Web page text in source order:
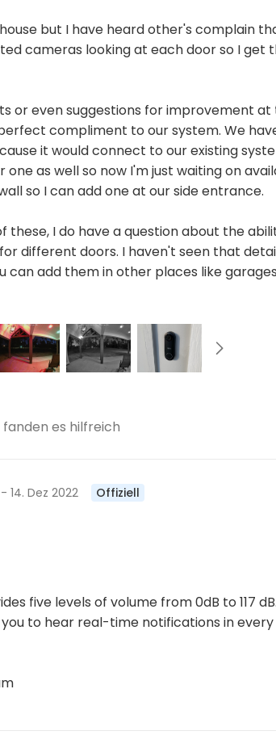
but I have heard other's complain
cameras looking at each door so I
or even suggestions for improvement at
compliment to our system. We
it would connect to our existing
as well so now I'm just waiting on
so I can add one at our side entrance.
these, I do have a question about the
different doors. I haven't seen that
can add them in other places like
fanden es hilfreich
- 14. Dez 2022 Offiziell
five levels of volume from 0dB to 117 dB.
you to hear real-time notifications in